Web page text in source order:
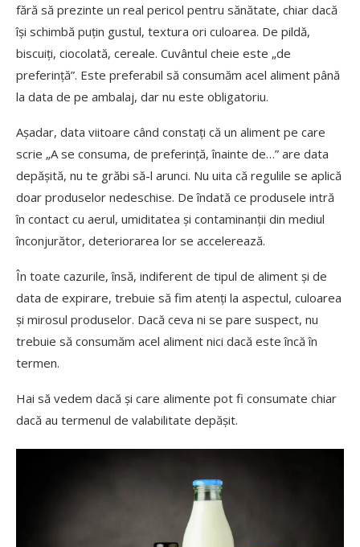
fără să prezinte un real pericol pentru sănătate, chiar dacă
își schimbă puțin gustul, textura ori culoarea. De pildă,
biscuiți, ciocolată, cereale. Cuvântul cheie este „de
preferință”. Este preferabil să consumăm acel aliment până
la data de pe ambalaj, dar nu este obligatoriu.
Așadar, data viitoare când constați că un aliment pe care
scrie „A se consuma, de preferință, înainte de…” are data
depășită, nu te grăbi să-l arunci. Nu uita că regulile se aplică
doar produselor nedeschise. De îndată ce produsele intră
în contact cu aerul, umiditatea și contaminanții din mediul
înconjurător, deteriorarea lor se accelerează.
În toate cazurile, însă, indiferent de tipul de aliment și de
data de expirare, trebuie să fim atenți la aspectul, culoarea
și mirosul produselor. Dacă ceva ni se pare suspect, nu
trebuie să consumăm acel aliment nici dacă este încă în
termen.
Hai să vedem dacă și care alimente pot fi consumate chiar
dacă au termenul de valabilitate depășit.